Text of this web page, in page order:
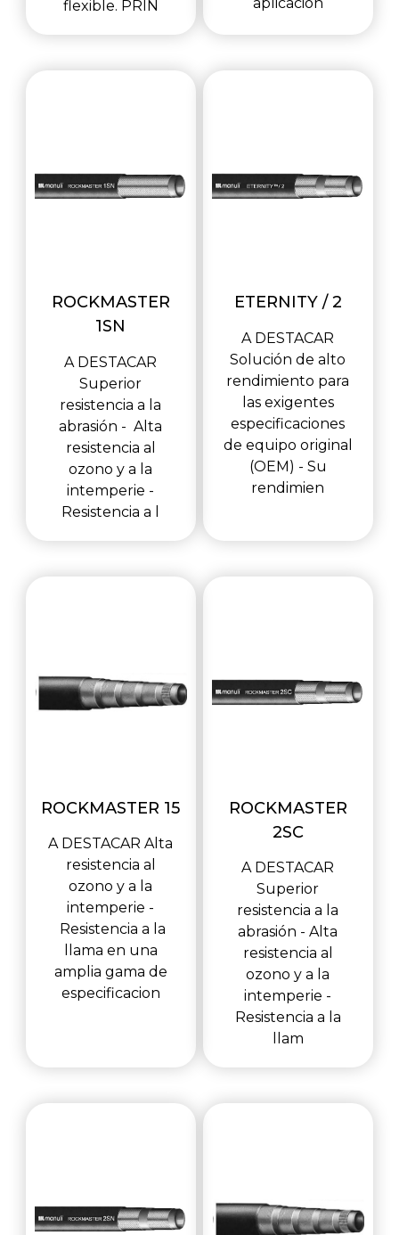
flexible. PRIN
aplicacion
ROCKMASTER
1SN
A DESTACAR
Superior
resistencia a la
abrasión - Alta
resistencia al
ozono y a la
intemperie -
Resistencia a l
ETERNITY / 2
A DESTACAR
Solución de alto
rendimiento para
las exigentes
especificaciones
de equipo original
(OEM) - Su
rendimien
ROCKMASTER 15
A DESTACAR Alta
resistencia al
ozono y a la
intemperie -
Resistencia a la
llama en una
amplia gama de
especificacion
ROCKMASTER
2SC
A DESTACAR
Superior
resistencia a la
abrasión - Alta
resistencia al
ozono y a la
intemperie -
Resistencia a la
llam